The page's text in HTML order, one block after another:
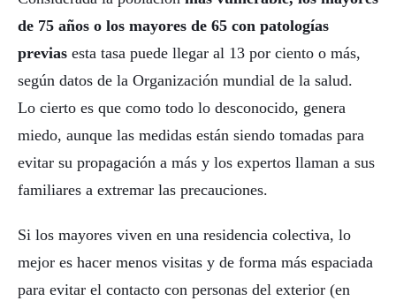
de 75 años o los mayores de 65 con patologías
previas esta tasa puede llegar al 13 por ciento o más,
según datos de la Organización mundial de la salud.
Lo cierto es que como todo lo desconocido, genera
miedo, aunque las medidas están siendo tomadas para
evitar su propagación a más y los expertos llaman a sus
familiares a extremar las precauciones.
Si los mayores viven en una residencia colectiva, lo
mejor es hacer menos visitas y de forma más espaciada
para evitar el contacto con personas del exterior (en